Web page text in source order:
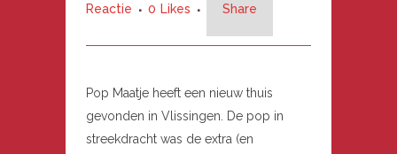
Reactie 0 Likes Share
Pop Maatje heeft een nieuw thuis
gevonden in Vlissingen. De pop in
streekdracht was de extra (en